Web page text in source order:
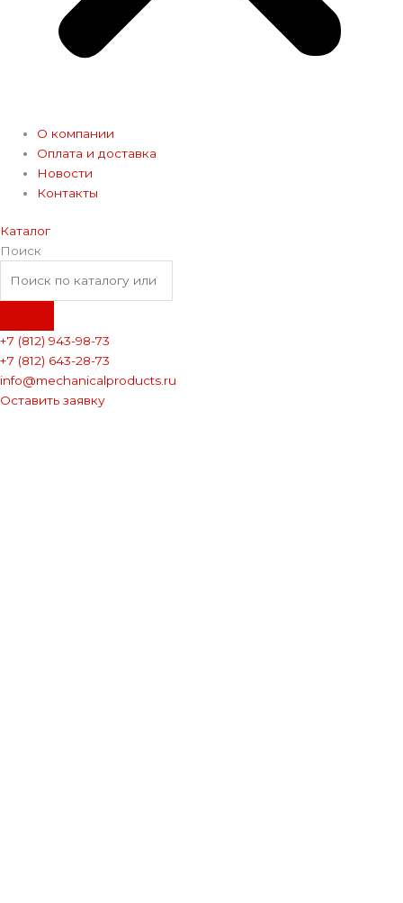
О компании
Оплата и доставка
Новости
Контакты
Каталог
Поиск
+7 (812) 943-98-73
+7 (812) 643-28-73
info@mechanicalproducts.ru
Оставить заявку